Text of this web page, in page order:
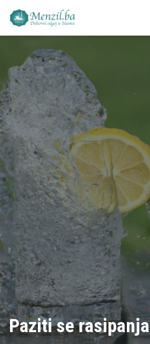
Paziti se rasipanja